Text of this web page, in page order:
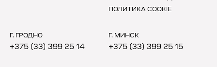
ПОЛИТИКА COOKIE
Г. ГРОДНО
+375 (33) 399 25 14
Г. МИНСК
+375 (33) 399 25 15